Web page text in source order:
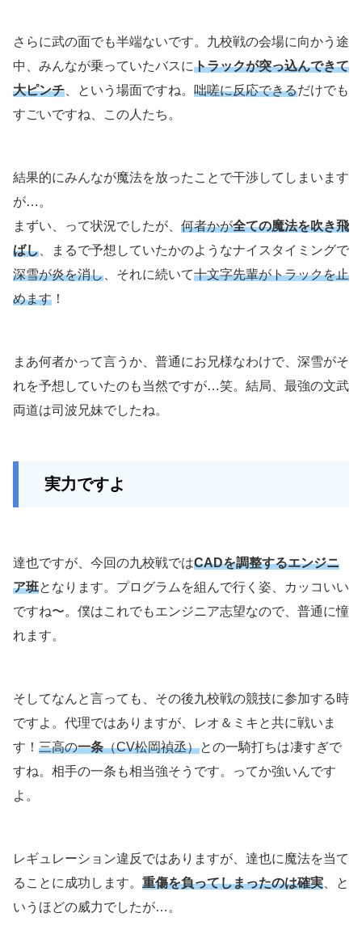
さらに武の面でも半端ないです。九校戦の会場に向かう途
中、みんなが乗っていたバスにトラックが突っ込んできて
大ピンチ 、という場面ですね。 咄嗟に反応できるだけでも
すごいですね、この人たち。
結果的にみんなが魔法を放ったことで干渉してしまいます
が…。
まずい、って状況でしたが、 何者かが全ての魔法を吹き飛
ばし 、まるで予想していたかのようなナイスタイミングで
深雪が炎を消し 、それに続いて十文字先輩がトラックを止
めます ！
まあ何者かって言うか、普通にお兄様なわけで、深雪がそ
れを予想していたのも当然ですが…笑。結局、最強の文武
両道は司波兄妹でしたね。
実力ですよ
達也ですが、今回の九校戦ではCADを調整するエンジニ
ア班となります。プログラムを組んで行く姿、カッコいい
ですね〜。僕はこれでもエンジニア志望なので、普通に憧
れます。
そしてなんと言っても、その後九校戦の競技に参加する時
ですよ。代理ではありますが、レオ＆ミキと共に戦いま
す！ 三高の一条（CV松岡禎丞）との一騎打ちは凄すぎで
すね。相手の一条も相当強そうです。ってか強いんです
よ。
レギュレーション違反ではありますが、達也に魔法を当て
ることに成功します。 重傷を負ってしまったのは確実 、と
いうほどの威力でしたが…。